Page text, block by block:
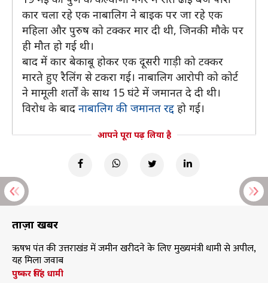
कार चला रहे एक नाबालिग ने बाइक पर जा रहे एक
महिला और पुरुष को टक्कर मार दी थी, जिनकी मौके पर
ही मौत हो गई थी।
बाद में कार बेकाबू होकर एक दूसरी गाड़ी को टक्कर
मारते हुए रैलिंग से टकरा गई। नाबालिग आरोपी को कोर्ट
ने मामूली शर्तों के साथ 15 घंटे में जमानत दे दी थी।
विरोध के बाद नाबालिग की जमानत रद्द हो गई।
आपने पूरा पढ़ लिया है
ताज़ा खबरें
ऋषभ पंत की उत्तराखंड में जमीन खरीदने के लिए मुख्यमंत्री धामी से अपील,
यह मिला जवाब
पुष्कर सिंह धामी